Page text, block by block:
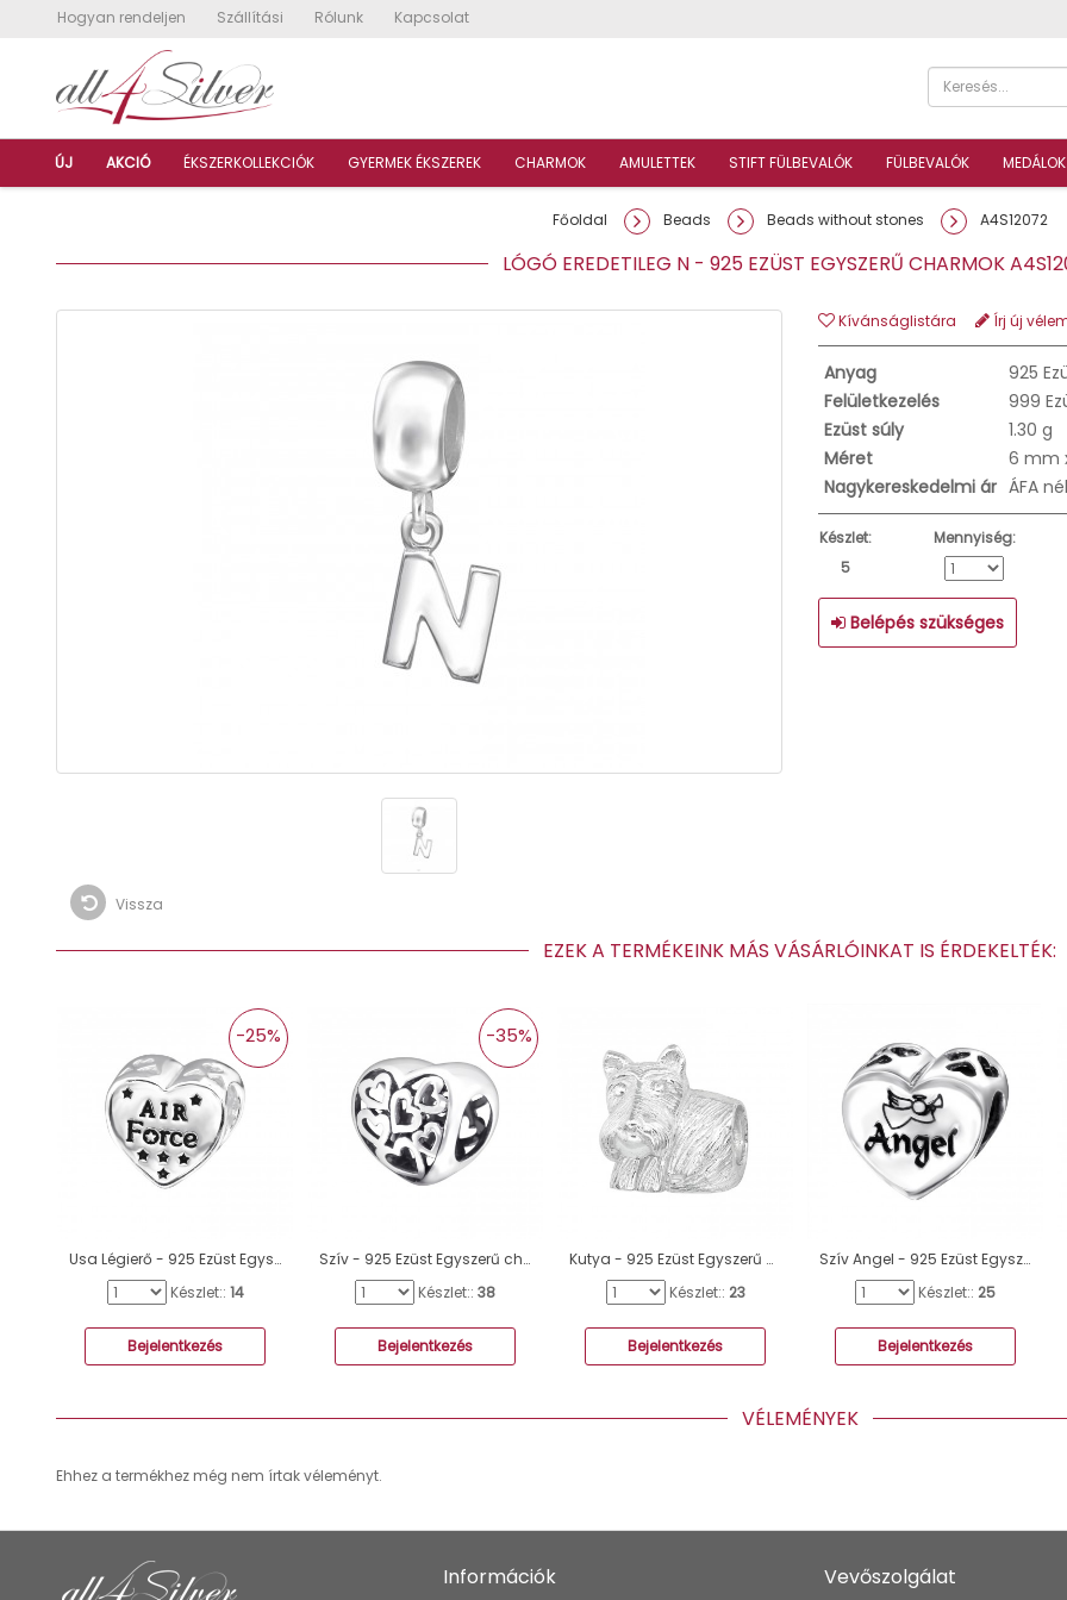
Hogyan rendeljen Szállítási Rólunk Kapcsolat
ÚJ AKCIÓ ÉKSZERKOLLEKCIÓK GYERMEK ÉKSZEREK CHARMOK AMULETTEK STIFT FÜLBEVALÓK FÜLBEVALÓK MEDÁLOK
Főoldal Beads Beads without stones A4S12072
LÓGÓ EREDETILEG N - 925 EZÜST EGYSZERŰ CHARMOK
Vissza
Kívánságlistára Írj új
Anyag
925
Felületkezelés
999
Ezüst súly
1.30 g
Méret
6 mm
Nagykereskedelmi ár ÁFA
Készlet:
5
Mennyiség:
Belépés szükséges
EZEK A TERMÉKEINK MÁS VÁSÁRLÓINKAT IS
Usa Légierő - 925 Ezüst Egyszerű charmok A4S28297
-25%
Készlet:: 14
Bejelentkezés
Szív - 925 Ezüst Egyszerű charmok A4S5742
-35%
Készlet:: 38
Bejelentkezés
Kutya - 925 Ezüst Egyszerű charmok A4S22694
Készlet:: 23
Bejelentkezés
Szív Angel - 925 Ezüst Egyszerű charmok A4S13032
Készlet:: 25
Bejelentkezés
VÉLEMÉNYEK
Ehhez a termékhez még nem írtak véleményt.
Információk Vevőszolgálat